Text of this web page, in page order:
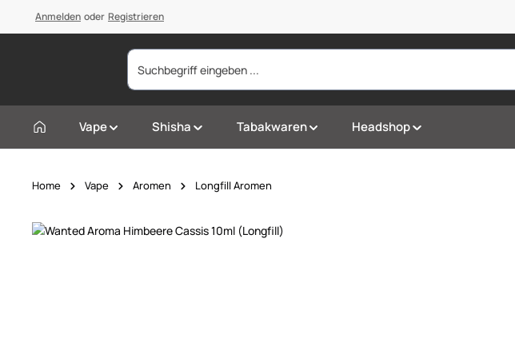
Zur Hauptnavigation springen
Anmelden oder Registrieren
Vape Shisha Tabakwaren Headshop
Home Vape Aromen Longfill Aromen
Bildergalerie überspringen